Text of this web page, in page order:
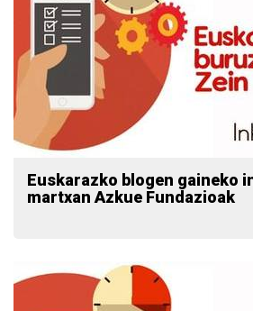
Euskarazko blogen gaineko
martxan Azkue Fundazioak